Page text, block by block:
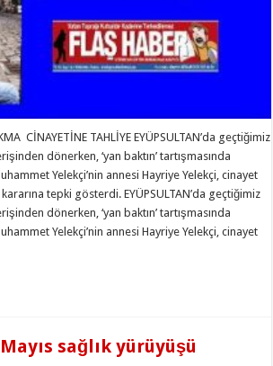
CİNAYETİNE TAHLİYE EYÜPSULTAN’da geçtiğimiz
dönerken, ‘yan baktın’ tartışmasında
Yelekçi’nin annesi Hayriye Yelekçi, cinayet
kararına tepki gösterdi. EYÜPSULTAN’da geçtiğimiz
dönerken, ‘yan baktın’ tartışmasında
Yelekçi’nin annesi Hayriye Yelekçi, cinayet
sağlık yürüyüşü